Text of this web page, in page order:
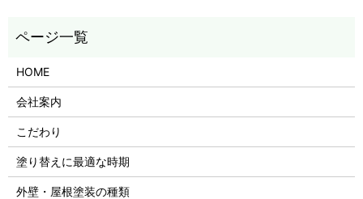
HOME
会社案内
こだわり
塗り替えに最適な時期
外壁・屋根塗装の種類